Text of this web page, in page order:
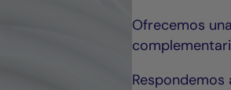
Ofrecemos